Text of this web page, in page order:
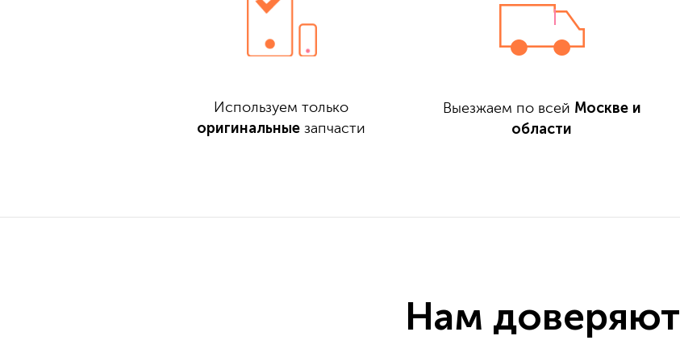
Используем только
оригинальные запчасти
Выезжаем по всей Москве и
области
Нам доверяют